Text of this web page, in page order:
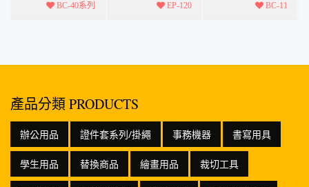
款 藍紅 黑紅
BC-40系列
Tomato 電腦閱
EP-120
650M *共三種
BC-11
產品分類 PRODUCTS
辦公用品 證件套系列/掛繩 事務機器 書寫用具
學生用品 替換商品 繪畫用品 裁切工具